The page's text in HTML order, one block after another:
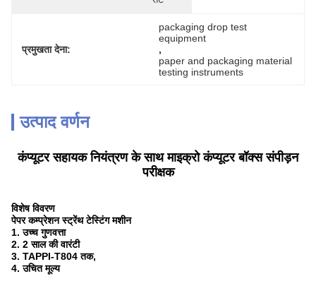
प्रमुखता देना:
packaging drop test
equipment
,
paper and packaging material
testing instruments
उत्पाद वर्णन
कंप्यूटर सहायक नियंत्रण के साथ माइक्रो कंप्यूटर बॉक्स संपीड़न
परीक्षक
विशेष विवरण
पेपर कम्प्रेशन स्ट्रेंथ टेस्टिंग मशीन
1. उच्च गुणवत्ता
2. 2 साल की वारंटी
3. TAPPI-T804 तक,
4. उचित मूल्य